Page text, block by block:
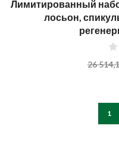
Лимитированный
лосьон,
26
1